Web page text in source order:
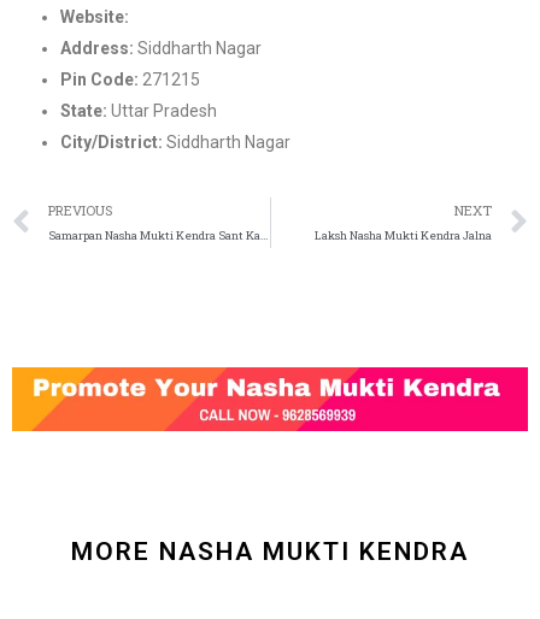
Website:
Address: Siddharth Nagar
Pin Code: 271215
State: Uttar Pradesh
City/District: Siddharth Nagar
PREVIOUS
Samarpan Nasha Mukti Kendra Sant Kabir Nagar
NEXT
Laksh Nasha Mukti Kendra Jalna
MORE NASHA MUKTI KENDRA